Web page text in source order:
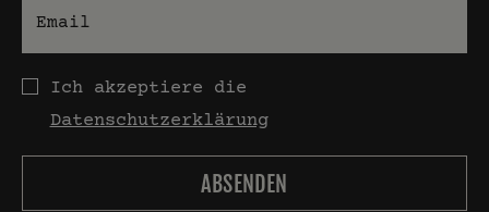
Datenschutz
Ich akzeptiere die
Datenschutzerklärung